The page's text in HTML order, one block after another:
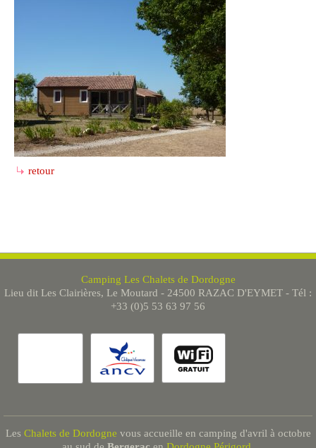
retour
Camping Les Chalets de Dordogne
Lieu dit Les Clairières, Le Moutard - 24500 RAZAC D'EYMET - Tél :
+33 (0)5 53 63 97 56
Les Chalets de Dordogne vous accueille en camping d'avril à octobre